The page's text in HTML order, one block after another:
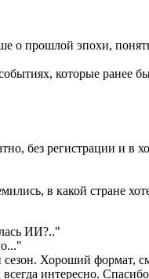
о прошлой эпохи,
которые ранее
без регистрации и в
в какой стране
ИИ?.."
.."
Хороший формат,
интересно. Спасибо